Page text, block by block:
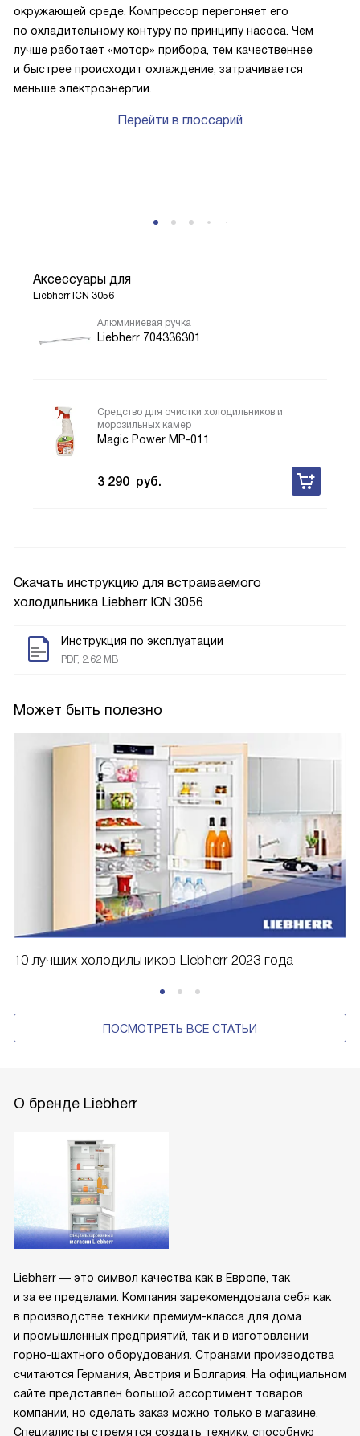
Скачать инструкцию для встраиваемого
холодильника Liebherr ICN 3056
Инструкция по эксплуатации
PDF, 2.62 MB
Может быть полезно
10 лучших холодильников Liebherr 2023 года
ПОСМОТРЕТЬ ВСЕ СТАТЬИ
окружающей среде. Компрессор перегоняет его
по охладительному контуру по принципу насоса. Чем
лучше работает «мотор» прибора, тем качественнее
и быстрее происходит охлаждение, затрачивается
меньше электроэнергии.
Перейти в глоссарий
Аксессуары для
Liebherr ICN 3056
Алюминиевая ручка
Liebherr 704336301
Средство для очистки холодильников и
морозильных камер
Magic Power MP-011
3 290 руб.
О бренде Liebherr
Liebherr — это символ качества как в Европе, так
и за ее пределами. Компания зарекомендовала себя как
в производстве техники премиум-класса для дома
и промышленных предприятий, так и в изготовлении
горно-шахтного оборудования. Странами производства
считаются Германия, Австрия и Болгария. На официальном
сайте представлен большой ассортимент товаров
компании, но сделать заказ можно только в магазине.
Специалисты стремятся создать технику, способную